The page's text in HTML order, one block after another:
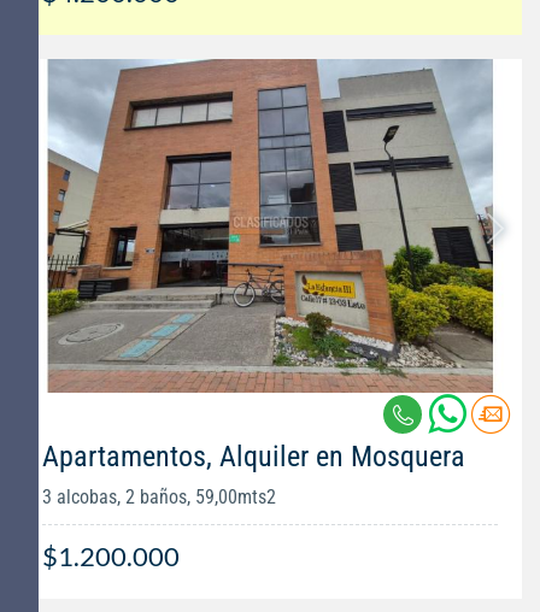
Apartamentos, Alquiler en Mosquera
3 alcobas, 2 baños, 59,00mts2
$1.200.000